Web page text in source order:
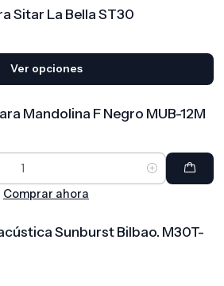
Sitar La Bella ST30
Ver opciones
Mandolina F Negro MUB-12M
Comprar ahora
Sunburst Bilbao. M30T-